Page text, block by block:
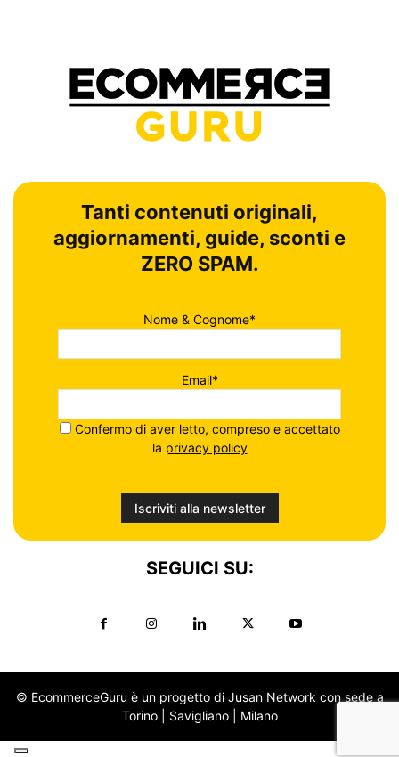
Tanti contenuti originali,
aggiornamenti, guide, sconti e
ZERO SPAM.
Nome & Cognome*
Email*
Confermo di aver letto, compreso e accettato
la privacy policy
SEGUICI SU:
© EcommerceGuru è un progetto di Jusan Network con sede a
Torino | Savigliano | Milano